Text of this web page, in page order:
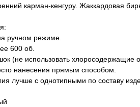
карман-кенгуру. Жаккардовая
ручном режиме.
600 об.
(не использовать хлоросодержащие
нанесения прямым способом.
лучше с однотипными по составу